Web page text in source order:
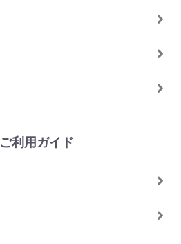
ご利用ガイド